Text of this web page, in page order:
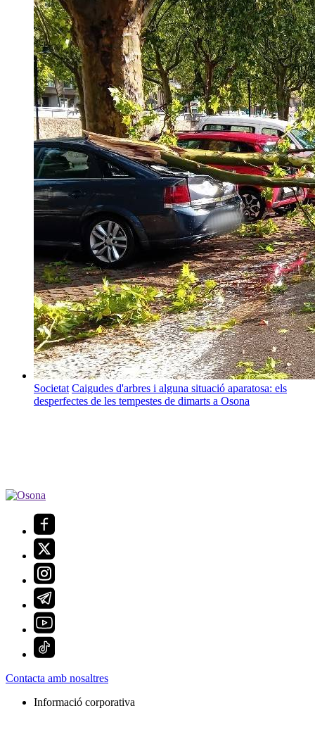
Societat Caigudes d'arbres i alguna situació aparatosa: els
desperfectes de les tempestes de dimarts a Osona
Contacta amb nosaltres
Informació corporativa